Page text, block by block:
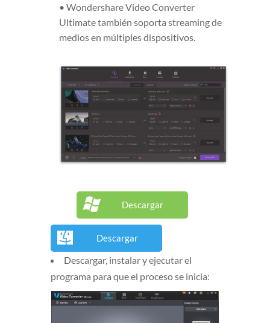
• Wondershare Video Converter
Ultimate también soporta streaming de
medios en múltiples dispositivos.
Descargar
Descargar
Descargar, instalar y ejecutar el
programa para que el proceso se inicia: